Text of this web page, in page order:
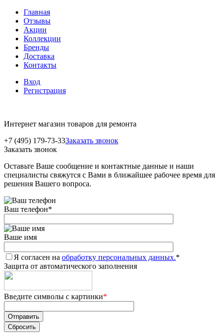
Главная
Отзывы
Акции
Коллекции
Бренды
Доставка
Контакты
Вход
Регистрация
Интернет магазин товаров для ремонта
+7 (495) 179-73-33Заказать звонок
Заказать звонок
Оставьте Ваше сообщение и контактные данные и наши
специалисты свяжутся с Вами в ближайшее рабочее время для
решения Вашего вопроса.
Ваш телефон*
Ваше имя
Я согласен на обработку персональных данных.*
Защита от автоматического заполнения
Введите символы с картинки*